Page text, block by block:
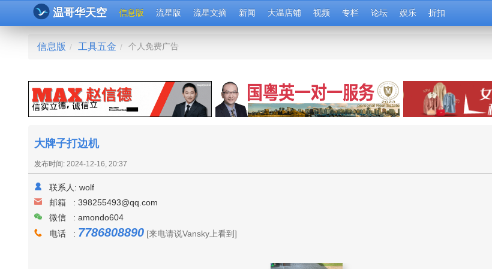
温哥华天空 信息版 流星版 流星文摘 新闻 大温店铺 视频 专栏 论坛 娱乐 折扣
信息版 / 工具五金 / 个人免费广告
大牌子打边机
发布时间: 2024-12-16, 20:37
联系人: wolf
邮箱 : 398255493@qq.com
微信 : amondo604
电话 : 7786808890 [来电请说Vansky上看到]